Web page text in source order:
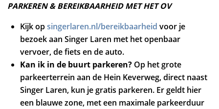
PARKEREN & BEREIKBAARHEID MET HET OV
Kijk opsingerlaren.nl/bereikbaarheidvoor je
bezoek aan Singer Laren met het openbaar
vervoer, de fiets en de auto.
Kan ik in de buurt parkeren? Op het grote
parkeerterrein aan de Hein Keverweg, direct naast
Singer Laren, kun je gratis parkeren. Er geldt hier
een blauwe zone, met een maximale parkeerduur